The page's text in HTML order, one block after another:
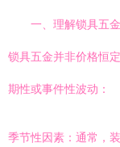
一、理解锁具五
锁具五金并非价格恒
期性或事件性波动：
季节性因素：通常，